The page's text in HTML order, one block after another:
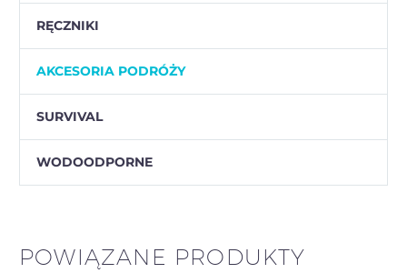
RĘCZNIKI
AKCESORIA PODRÓŻY
SURVIVAL
WODOODPORNE
POWIĄZANE PRODUKTY